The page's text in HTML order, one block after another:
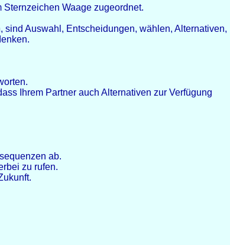
Waage zugeordnet.
Auswahl, Entscheidungen, wählen, Alternativen,
Ihrem Partner auch Alternativen zur Verfügung
ab.
zu rufen.